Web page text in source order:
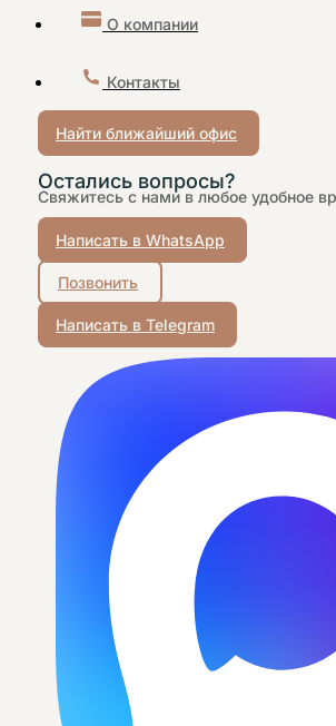
О компании
Контакты
Найти ближайший офис
Остались вопросы?
Свяжитесь с нами в любое удобное
Написать в WhatsApp
Позвонить
Написать в Telegram